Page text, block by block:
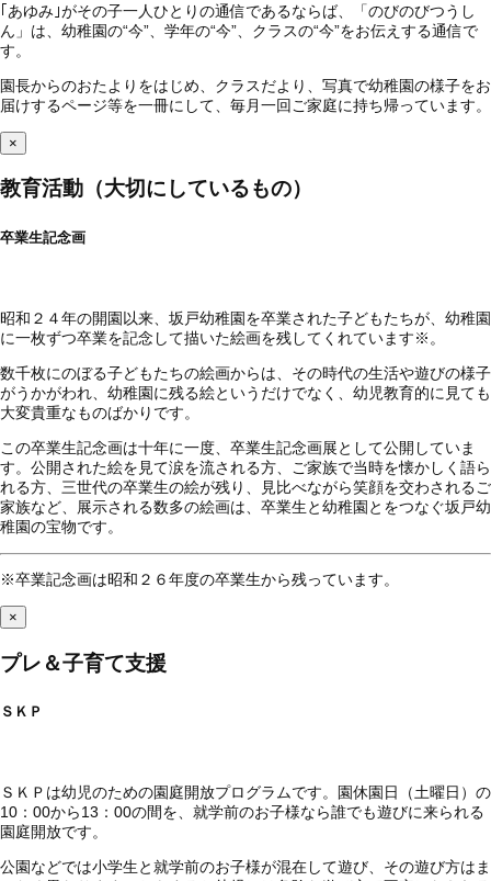
｢あゆみ｣がその子一人ひとりの通信であるならば、「のびのびつうし
ん」は、幼稚園の“今”、学年の“今”、クラスの“今”をお伝えする通信で
す。
園長からのおたよりをはじめ、クラスだより、写真で幼稚園の様子をお
届けするページ等を一冊にして、毎月一回ご家庭に持ち帰っています。
×
教育活動（大切にしているもの）
卒業生記念画
昭和２４年の開園以来、坂戸幼稚園を卒業された子どもたちが、幼稚園
に一枚ずつ卒業を記念して描いた絵画を残してくれています※。
数千枚にのぼる子どもたちの絵画からは、その時代の生活や遊びの様子
がうかがわれ、幼稚園に残る絵というだけでなく、幼児教育的に見ても
大変貴重なものばかりです。
この卒業生記念画は十年に一度、卒業生記念画展として公開していま
す。公開された絵を見て涙を流される方、ご家族で当時を懐かしく語ら
れる方、三世代の卒業生の絵が残り、見比べながら笑顔を交わされるご
家族など、展示される数多の絵画は、卒業生と幼稚園とをつなぐ坂戸幼
稚園の宝物です。
※卒業記念画は昭和２６年度の卒業生から残っています。
×
プレ＆子育て支援
ＳＫＰ
ＳＫＰは幼児のための園庭開放プログラムです。園休園日（土曜日）の
10：00から13：00の間を、就学前のお子様なら誰でも遊びに来られる
園庭開放です。
公園などでは小学生と就学前のお子様が混在して遊び、その遊び方はま